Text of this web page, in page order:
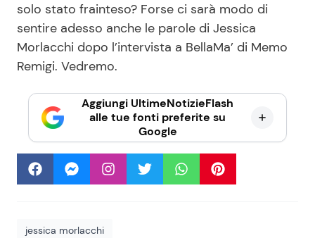
solo stato frainteso? Forse ci sarà modo di
sentire adesso anche le parole di Jessica
Morlacchi dopo l’intervista a BellaMa’ di Memo
Remigi. Vedremo.
Aggiungi UltimeNotizieFlash
alle tue fonti preferite su
Google
jessica morlacchi